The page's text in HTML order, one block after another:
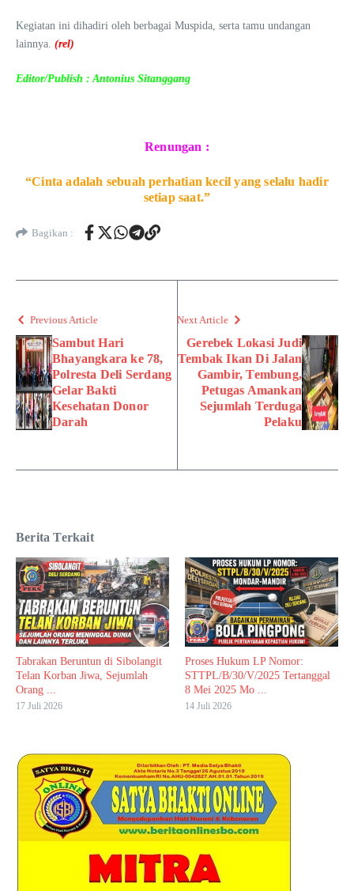
Kegiatan ini dihadiri oleh berbagai Muspida, serta tamu undangan
lainnya. (rel)
Editor/Publish : Antonius Sitanggang
Renungan :
“Cinta adalah sebuah perhatian kecil yang selalu hadir
setiap saat.”
Bagikan :
Previous Article
Sambut Hari
Bhayangkara ke 78,
Polresta Deli Serdang
Gelar Bakti
Kesehatan Donor
Darah
Next Article
Gerebek Lokasi Judi
Tembak Ikan Di Jalan
Gambir, Tembung,
Petugas Amankan
Sejumlah Terduga
Pelaku
Berita Terkait
Tabrakan Beruntun di Sibolangit
Telan Korban Jiwa, Sejumlah
Orang ...
17 Juli 2026
Proses Hukum LP Nomor:
STTPL/B/30/V/2025 Tertanggal
8 Mei 2025 Mo ...
14 Juli 2026